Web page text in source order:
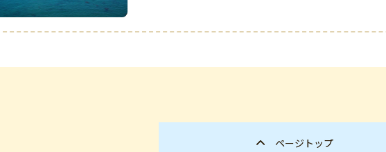
ページトップ